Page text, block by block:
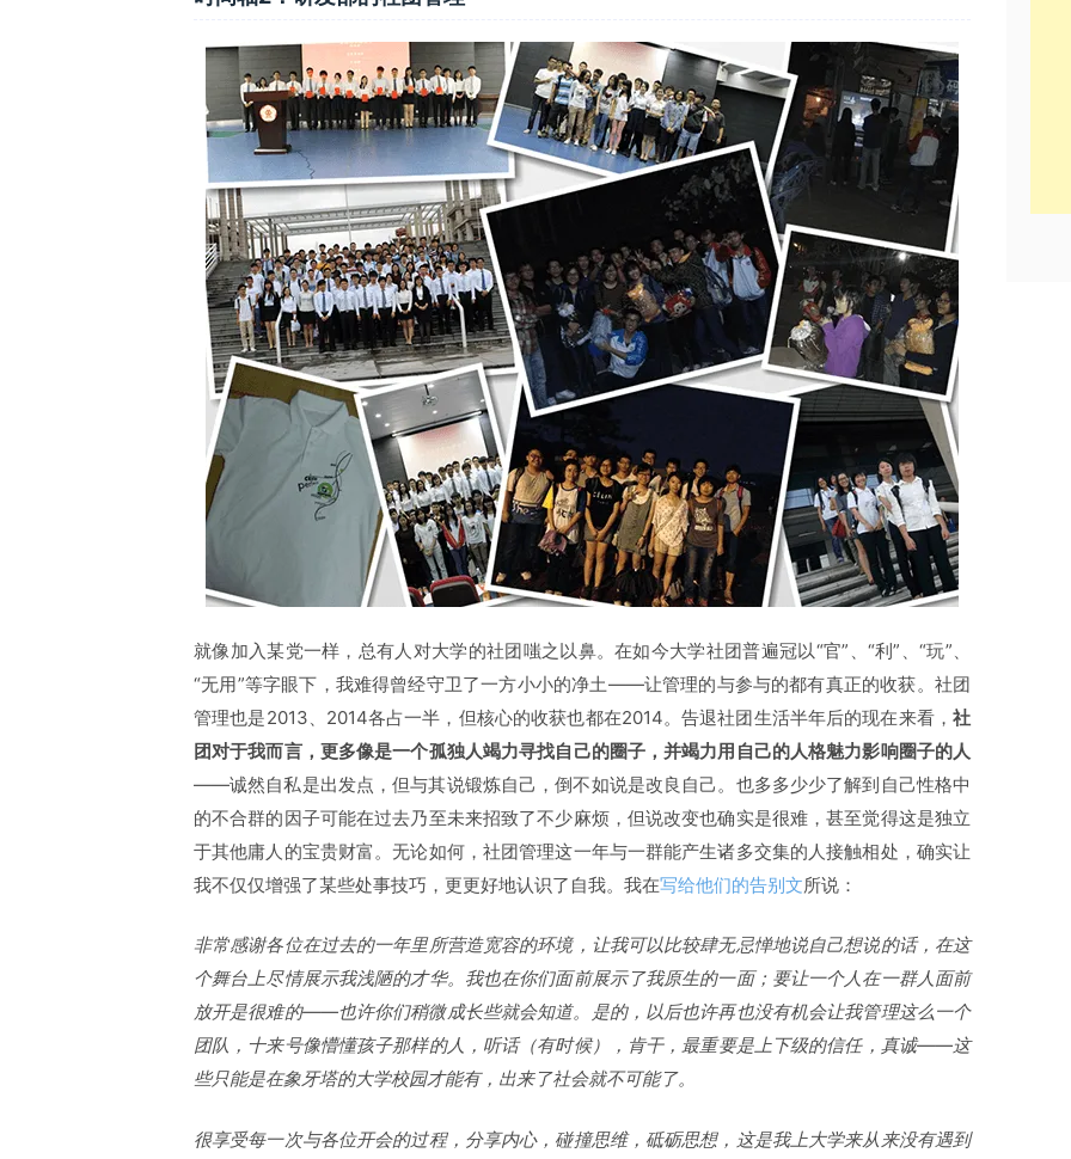
就像加入某党一样，总有人对大学的社团嗤之以鼻。在如今大学社团普遍冠以“官”、“利”、“玩”、
“无用”等字眼下，我难得曾经守卫了一方小小的净土——让管理的与参与的都有真正的收获。社团
管理也是2013、2014各占一半，但核心的收获也都在2014。告退社团生活半年后的现在来看， 社
团对于我而言，更多像是一个孤独人竭力寻找自己的圈子，并竭力用自己的人格魅力影响圈子的人
——诚然自私是出发点，但与其说锻炼自己，倒不如说是改良自己。也多多少少了解到自己性格中
的不合群的因子可能在过去乃至未来招致了不少麻烦，但说改变也确实是很难，甚至觉得这是独立
于其他庸人的宝贵财富。无论如何，社团管理这一年与一群能产生诸多交集的人接触相处，确实让
我不仅仅增强了某些处事技巧，更更好地认识了自我。我在写给他们的告别文所说：
非常感谢各位在过去的一年里所营造宽容的环境，让我可以比较肆无忌惮地说自己想说的话，在这
个舞台上尽情展示我浅陋的才华。我也在你们面前展示了我原生的一面；要让一个人在一群人面前
放开是很难的——也许你们稍微成长些就会知道。是的，以后也许再也没有机会让我管理这么一个
团队，十来号像懵懂孩子那样的人，听话（有时候），肯干，最重要是上下级的信任，真诚——这
些只能是在象牙塔的大学校园才能有，出来了社会就不可能了。
很享受每一次与各位开会的过程，分享内心，碰撞思维，砥砺思想，这是我上大学来从来没有遇到